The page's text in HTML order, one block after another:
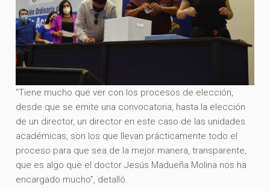
“Tiene mucho que ver con los procesos de elección,
desde que se emite una convocatoria, hasta la elección
de un director, un director en este caso de las unidades
académicas, son los que llevan prácticamente todo el
proceso para que sea de la mejor manera, transparente,
que es algo que el doctor Jesús Madueña Molina nos ha
encargado mucho”, detalló.